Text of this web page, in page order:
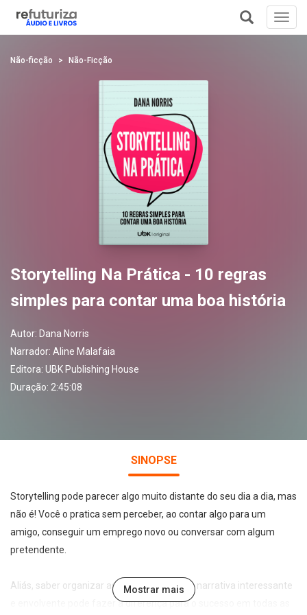
Não-ficção Não-Ficção
Storytelling Na Prática - 10 regras
simples para contar uma boa história
Autor: Dana Norris
Narrador: Aline Malafaia
Editora: UBK Publishing House
Duração: 2:45:08
SINOPSE
Storytelling pode parecer algo muito distante do seu dia a dia, mas
não é! Você o pratica sem perceber, ao contar algo para um
amigo, conseguir um emprego novo ou conversar com algum
pretendente.
Aliás, saber organizar as ideias e criar uma narrativa interessante
e envolvente pode fazer a diferença para o sucesso em todas as
Mostrar mais